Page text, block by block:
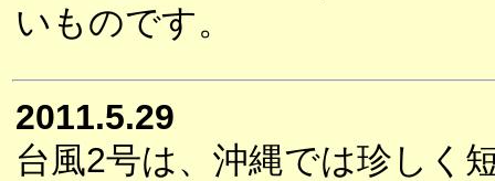
いものです。
2011.5.29
台風2号は、沖縄では珍しく